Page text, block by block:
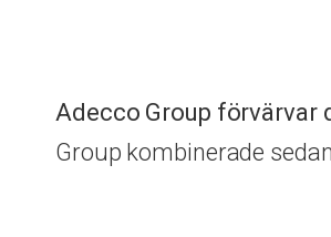
Adecco Group
Group kombinerade